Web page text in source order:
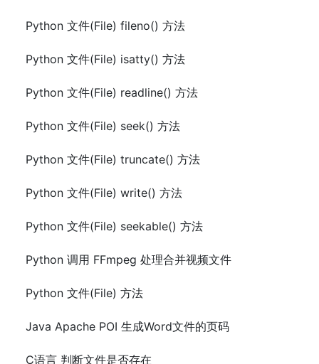
Python 文件(File) fileno() 方法
Python 文件(File) isatty() 方法
Python 文件(File) readline() 方法
Python 文件(File) seek() 方法
Python 文件(File) truncate() 方法
Python 文件(File) write() 方法
Python 文件(File) seekable() 方法
Python 调用 FFmpeg 处理合并视频文件
Python 文件(File) 方法
Java Apache POI 生成Word文件的页码
C语言 判断文件是否存在